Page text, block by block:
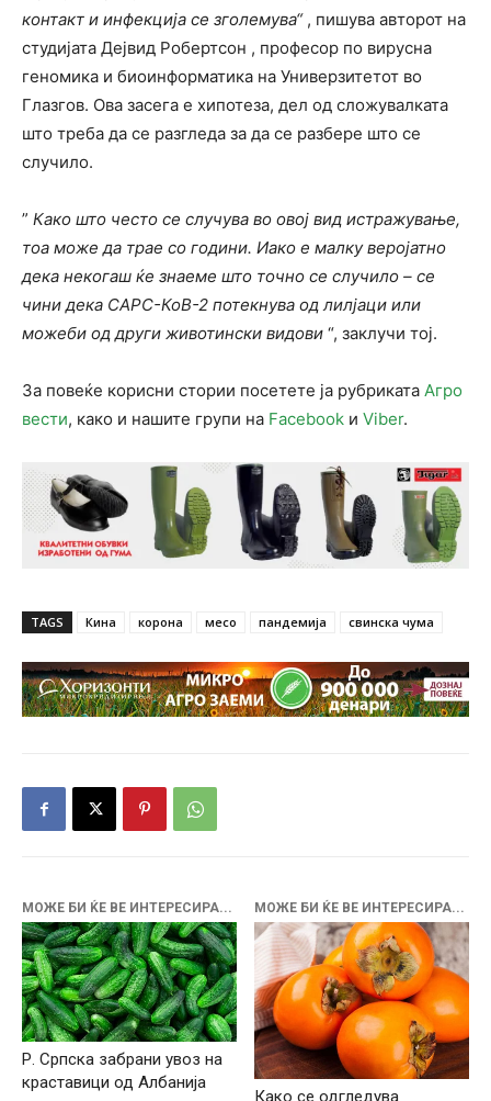
контакт и инфекција се зголемува“, пишува авторот на
студијата Дејвид Робертсон , професор по вирусна
геномика и биоинформатика на Универзитетот во
Глазгов. Ова засега е хипотеза, дел од сложувалката
што треба да се разгледа за да се разбере што се
случило.
” Како што често се случува во овој вид истражување,
тоа може да трае со години. Иако е малку веројатно
дека некогаш ќе знаеме што точно се случило – се
чини дека САРС-КоВ-2 потекнува од лилјаци или
можеби од други животински видови “, заклучи тој.
За повеќе корисни стории посетете ја рубриката Агро
вести, како и нашите групи на Facebook и Viber.
TAGS Кина корона месо пандемија свинска чума
МОЖЕ БИ ЌЕ ВЕ ИНТЕРЕСИРА...
Р. Српска забрани увоз на
краставици од Албанија
МОЖЕ БИ ЌЕ ВЕ ИНТЕРЕСИРА...
Како се одгледува